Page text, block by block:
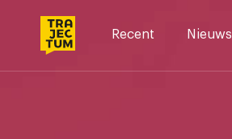
Recent Nieuws